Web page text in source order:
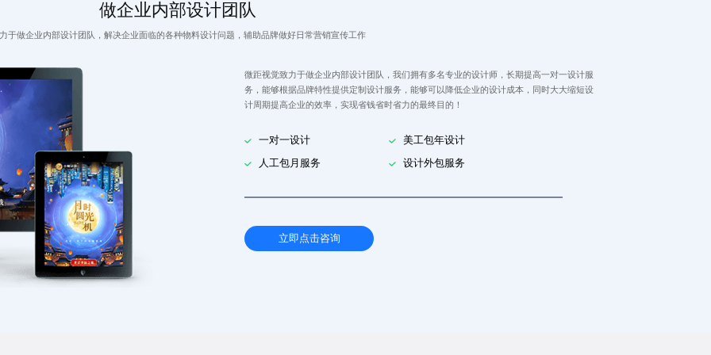
做企业内部设计团队
于做企业内部设计团队，解决企业面临的各种物料设计问题，辅助品牌做好日常营销宣传工作
微距视觉致力于做企业内部设计团队，我们拥有多名专业的设计师，长期提高一对一设计服
务，能够根据品牌特性提供定制设计服务，能够可以降低企业的设计成本，同时大大缩短设
计周期提高企业的效率，实现省钱省时省力的最终目的！
一对一设计 美工包年设计
人工包月服务 设计外包服务
立即点击咨询